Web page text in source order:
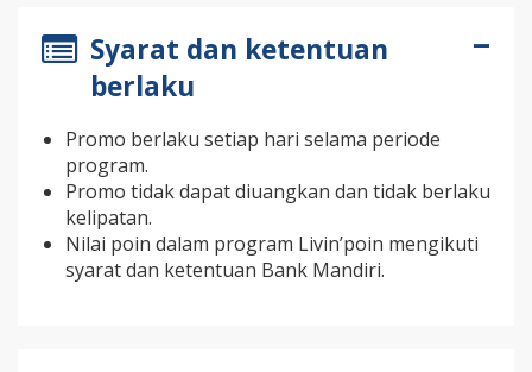
Syarat dan ketentuan
berlaku
Promo berlaku setiap hari selama periode
program.
Promo tidak dapat diuangkan dan tidak berlaku
kelipatan.
Nilai poin dalam program Livin’poin mengikuti
syarat dan ketentuan Bank Mandiri.